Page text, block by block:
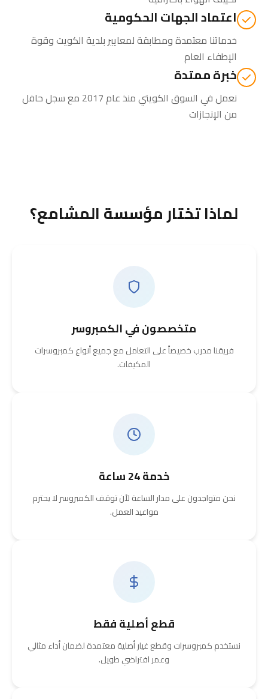
اعتماد الجهات الحكومية
خدماتنا معتمدة ومطابقة لمعايير بلدية الكويت وقوة
الإطفاء العام
خبرة ممتدة
نعمل في السوق الكويتي منذ عام 2017 مع سجل حافل
من الإنجازات
لماذا تختار مؤسسة المشامع؟
متخصصون في الكمبروسر
فريقنا مدرب خصيصاً على التعامل مع جميع أنواع كمبروسرات
المكيفات.
خدمة 24 ساعة
نحن متواجدون على مدار الساعة لأن توقف الكمبروسر لا يحترم
مواعيد العمل.
قطع أصلية فقط
نستخدم كمبروسرات وقطع غيار أصلية معتمدة لضمان أداء مثالي
وعمر افتراضي طويل.